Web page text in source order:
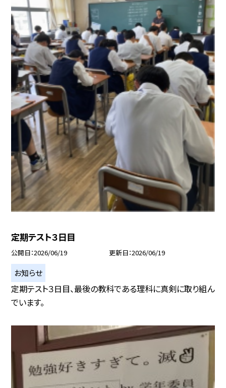
定期テスト３日目
公開日 2026/06/19 更新日 2026/06/19
お知らせ
定期テスト３日目、最後の教科である理科に真剣に取り組ん
でいます。